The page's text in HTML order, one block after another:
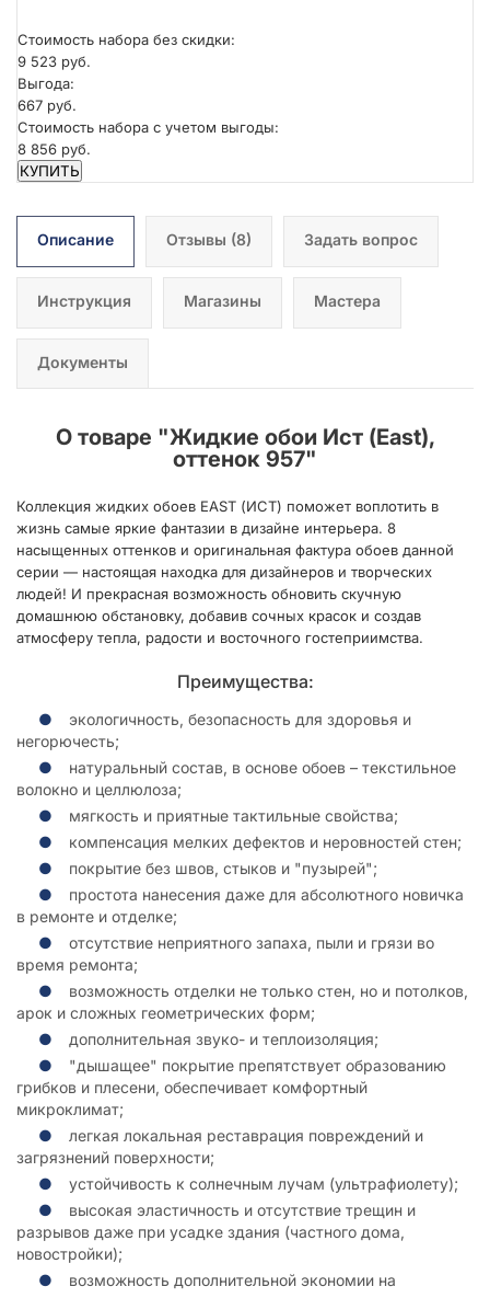
Стоимость набора без скидки:
9 523 руб.
Выгода:
667 руб.
Стоимость набора с учетом выгоды:
8 856 руб.
КУПИТЬ
Описание Отзывы (8) Задать вопрос
Инструкция Магазины Мастера
Документы
О товаре "Жидкие обои Иcт (East),
оттенок 957"
Коллекция жидких обоев EAST (ИСТ) поможет воплотить в
жизнь самые яркие фантазии в дизайне интерьера. 8
насыщенных оттенков и оригинальная фактура обоев данной
серии — настоящая находка для дизайнеров и творческих
людей! И прекрасная возможность обновить скучную
домашнюю обстановку, добавив сочных красок и создав
атмосферу тепла, радости и восточного гостеприимства.
Преимущества:
экологичность, безопасность для здоровья и
негорючесть;
натуральный состав, в основе обоев – текстильное
волокно и целлюлоза;
мягкость и приятные тактильные свойства;
компенсация мелких дефектов и неровностей стен;
покрытие без швов, стыков и "пузырей";
простота нанесения даже для абсолютного новичка
в ремонте и отделке;
отсутствие неприятного запаха, пыли и грязи во
время ремонта;
возможность отделки не только стен, но и потолков,
арок и сложных геометрических форм;
дополнительная звуко- и теплоизоляция;
"дышащее" покрытие препятствует образованию
грибков и плесени, обеспечивает комфортный
микроклимат;
легкая локальная реставрация повреждений и
загрязнений поверхности;
устойчивость к солнечным лучам (ультрафиолету);
высокая эластичность и отсутствие трещин и
разрывов даже при усадке здания (частного дома,
новостройки);
возможность дополнительной экономии на